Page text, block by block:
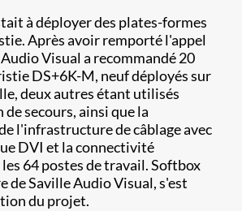
à déployer des plates-formes
Après avoir remporté l'appel
Visual a recommandé 20
DS+6K-M, neuf déployés sur
deux autres étant utilisés
secours, ainsi que la
l'infrastructure de câblage avec
DVI et la connectivité
64 postes de travail. Softbox
de Saville Audio Visual, s'est
du projet.